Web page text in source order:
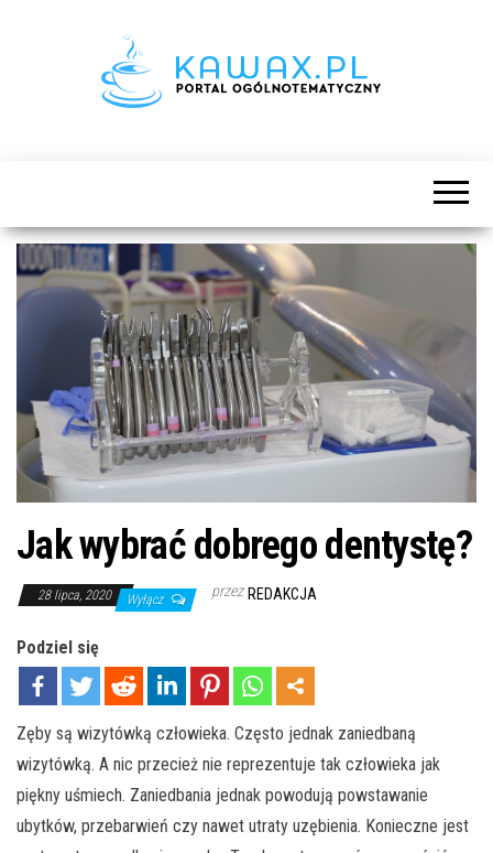
Jak wybrać dobrego dentystę?
28 lipca, 2020 Wyłącz przez REDAKCJA
Podziel się
Zęby są wizytówką człowieka. Często jednak zaniedbaną
wizytówką. A nic przecież nie reprezentuje tak człowieka jak
piękny uśmiech. Zaniedbania jednak powodują powstawanie
ubytków, przebarwień czy nawet utraty uzębienia. Konieczne jest